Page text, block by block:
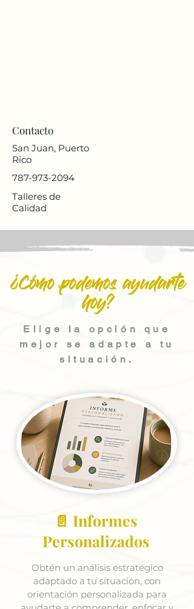
Contacto
San Juan, Puerto
Rico
787-973-2094
Talleres de
Calidad
¿Cómo podemos ayudarte
hoy?
Elige la opción que
mejor se adapte a tu
situación.
📄 Informes
Personalizados
Obtén un análisis estratégico
adaptado a tu situación, con
orientación personalizada para